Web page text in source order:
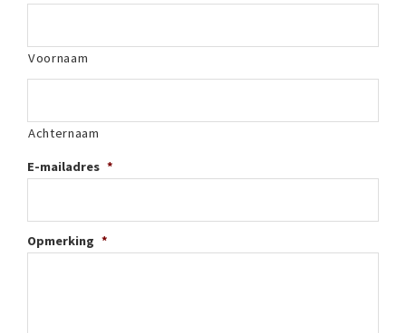
Voornaam
Achternaam
E-mailadres *
Opmerking *